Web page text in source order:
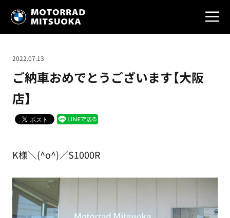
ご納車おめでとうございます【大阪
店】
2022.07.13
K様＼(^o^)／S1000R